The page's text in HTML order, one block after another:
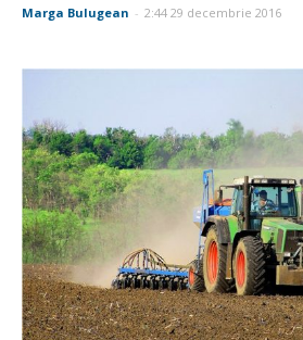
Marga Bulugean - 2:44 29 decembrie 2016